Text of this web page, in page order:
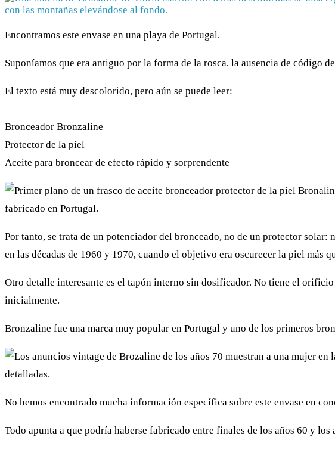
Encontramos este envase en una playa de Portugal.
Suponíamos que era antiguo por la forma de la rosca, la ausencia de código
El texto está muy descolorido, pero aún se puede leer:
Bronceador Bronzaline
Protector de la piel
Aceite para broncear de efecto rápido y sorprendente
Por tanto, se trata de un potenciador del bronceado, no de un protector
en las décadas de 1960 y 1970, cuando el objetivo era oscurecer la piel más
Otro detalle interesante es el tapón interno sin dosificador. No tiene el
inicialmente.
Bronzaline fue una marca muy popular en Portugal y uno de los primeros
No hemos encontrado mucha información específica sobre este envase en
Todo apunta a que podría haberse fabricado entre finales de los años 60 y